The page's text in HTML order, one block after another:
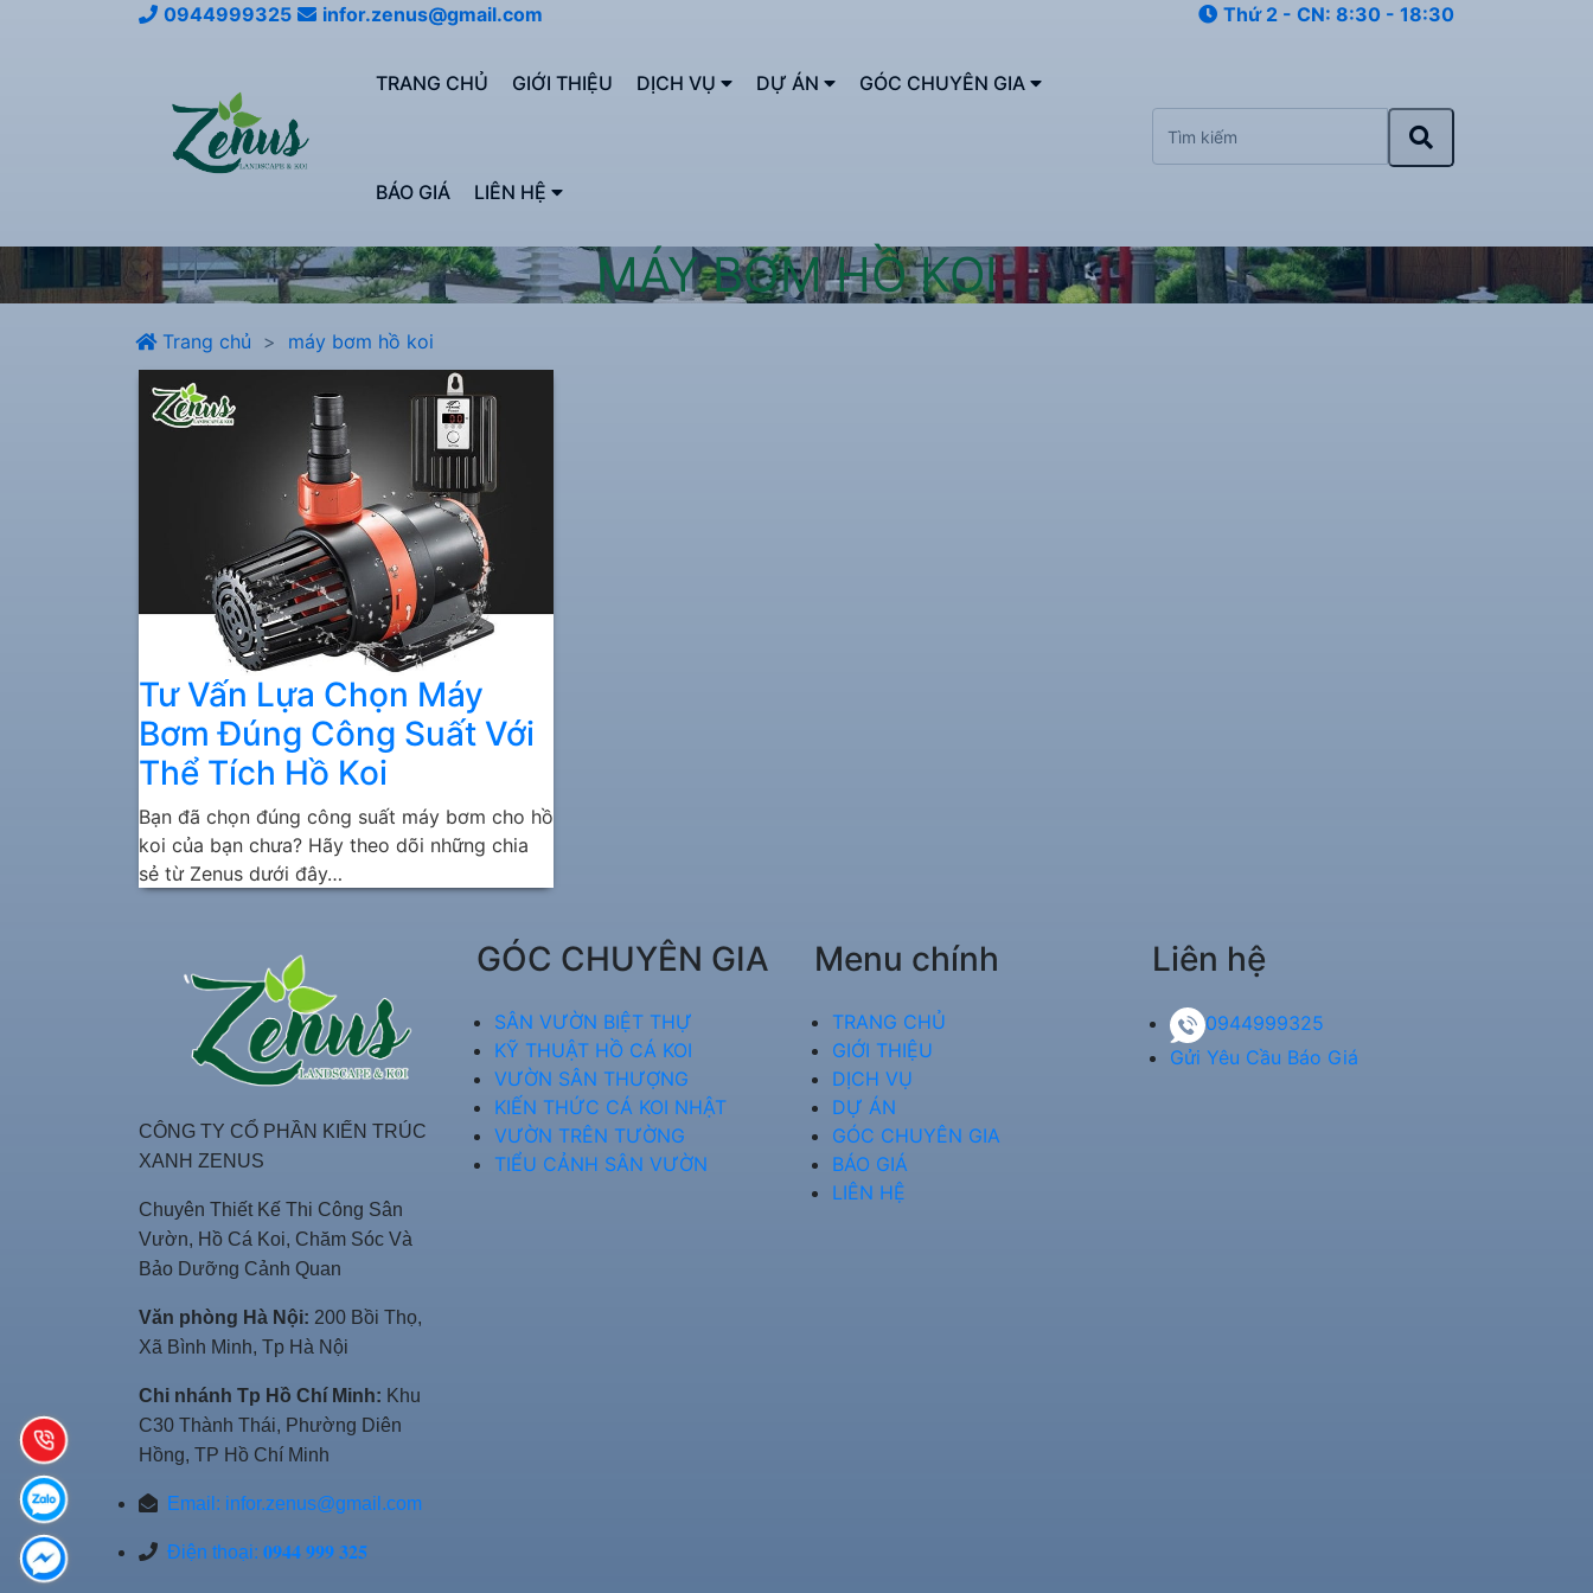
0944999325 infor.zenus@gmail.com Thứ 2 - CN: 8:30 - 18:30
TRANG CHỦ GIỚI THIỆU DỊCH VỤ DỰ ÁN GÓC CHUYÊN GIA
BÁO GIÁ LIÊN HỆ
MÁY BƠM HỒ KOI
Trang chủ máy bơm hồ koi
Tư Vấn Lựa Chọn Máy
Bơm Đúng Công Suất Với
Thể Tích Hồ Koi
Bạn đã chọn đúng công suất máy bơm cho hồ
koi của bạn chưa? Hãy theo dõi những chia
sẻ từ Zenus dưới đây…
CÔNG TY CỔ PHẦN KIẾN TRÚC
XANH ZENUS
Chuyên Thiết Kế Thi Công Sân
Vườn, Hồ Cá Koi, Chăm Sóc Và
Bảo Dưỡng Cảnh Quan
Văn phòng Hà Nội: 200 Bồi Thọ,
Xã Bình Minh, Tp Hà Nội
Chi nhánh Tp Hồ Chí Minh: Khu
C30 Thành Thái, Phường Diên
Hồng, TP Hồ Chí Minh
Email: infor.zenus@gmail.com
Điện thoại: 𝟎𝟗𝟒𝟒 𝟗𝟗𝟗 𝟑𝟐𝟓
GÓC CHUYÊN GIA
SÂN VƯỜN BIỆT THỰ
KỸ THUẬT HỒ CÁ KOI
VƯỜN SÂN THƯỢNG
KIẾN THỨC CÁ KOI NHẬT
VƯỜN TRÊN TƯỜNG
TIỂU CẢNH SÂN VƯỜN
Menu chính
TRANG CHỦ
GIỚI THIỆU
DỊCH VỤ
DỰ ÁN
GÓC CHUYÊN GIA
BÁO GIÁ
LIÊN HỆ
Liên hệ
0944999325
Gửi Yêu Cầu Báo Giá